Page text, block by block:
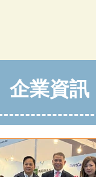
企業資訊